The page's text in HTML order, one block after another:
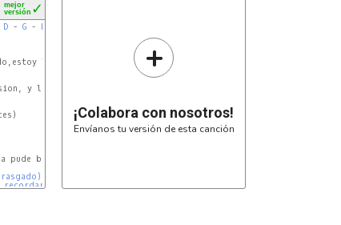
✓
mejor
versión
D - G - D
llorando por un amor
y le entregeee todo mi
pude borrarla,  sin envargo
+
¡Colabora con nosotros!
Envíanos tu versión de esta canción